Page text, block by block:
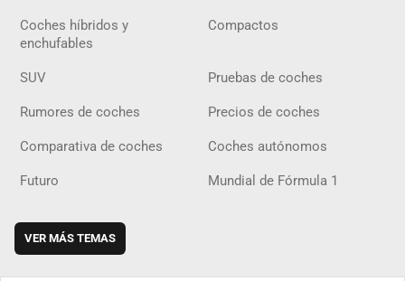
Coches híbridos y
enchufables
Compactos
SUV Pruebas de coches
Rumores de coches Precios de coches
Comparativa de coches Coches autónomos
Futuro Mundial de Fórmula 1
VER MÁS TEMAS